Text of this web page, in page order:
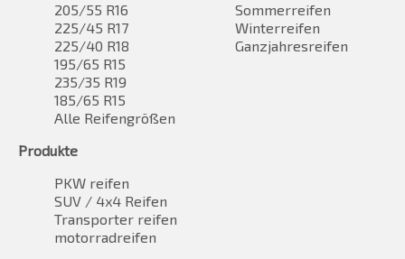
205/55 R16
225/45 R17
225/40 R18
195/65 R15
235/35 R19
185/65 R15
Alle Reifengrößen
Sommerreifen
Winterreifen
Ganzjahresreifen
Produkte
PKW reifen
SUV / 4x4 Reifen
Transporter reifen
motorradreifen